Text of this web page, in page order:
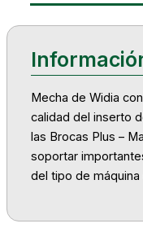
Mecha de Widia
calidad del inserto
las Brocas Plus –
soportar
del tipo de